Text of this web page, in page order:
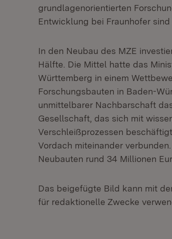
grundlagenorientierten
Entwicklung bei Fraunhofer
In den Neubau des MZE
Hälfte. Die Mittel hatte das
Württemberg in einem
Forschungsbauten in Baden-
unmittelbarer Nachbarschaft
Gesellschaft, das sich mit
Verschleißprozessen
Vordach miteinander
Neubauten rund 34 Millionen
Das beigefügte Bild kann mit
für redaktionelle Zwecke